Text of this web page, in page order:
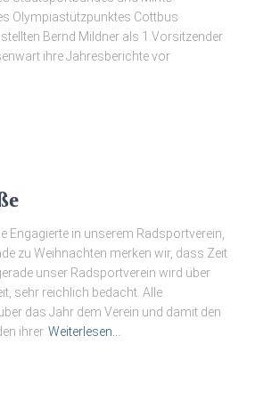
Olympiastützpunktes Cottbus
Bernd Mildner als 1.Vorsitzender
ihre Jahresberichte vor
Engagierte in unserem Radsportverein,
zu Weihnachten merken wir, dass Zeit
unser Radsportverein wird über
sehr reichlich bedacht. Alle
das Jahr dem Verein und damit den
ihrer Weiterlesen…